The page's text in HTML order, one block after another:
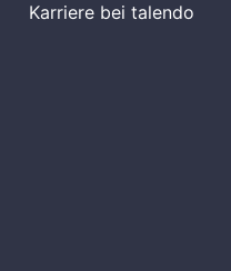
Karriere bei talendo